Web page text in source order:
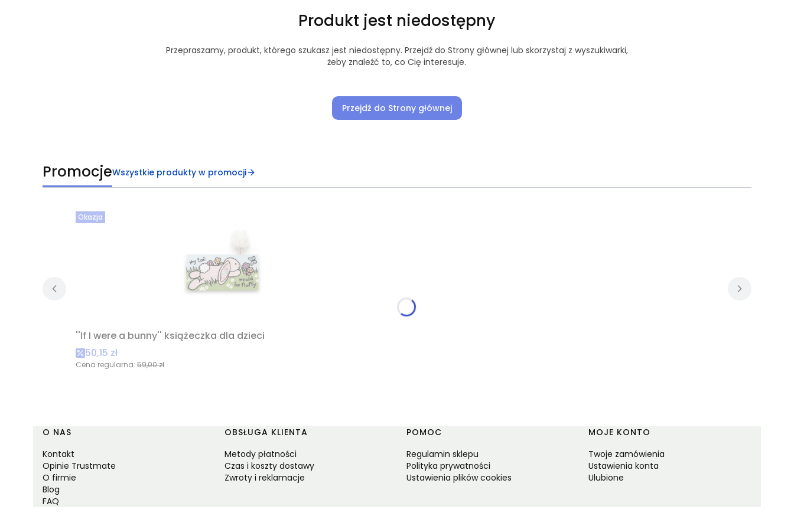
Produkt jest niedostępny
Przepraszamy, produkt, którego szukasz jest niedostępny. Przejdź do Strony głównej lub skorzystaj z wyszukiwarki,
żeby znaleźć to, co Cię interesuje.
Przejdź do Strony głównej
PromocjeWszystkie produkty w promocji
Okazja
''If I were a bunny'' książeczka dla dzieci
Cena promocyjna
50,15 zł
Cena regularna: 59,00 zł
Linki w stopce
O NAS
Kontakt
Opinie Trustmate
O firmie
Blog
FAQ
OBSŁUGA KLIENTA
Metody płatności
Czas i koszty dostawy
Zwroty i reklamacje
POMOC
Regulamin sklepu
Polityka prywatności
Ustawienia plików cookies
MOJE KONTO
Twoje zamówienia
Ustawienia konta
Ulubione